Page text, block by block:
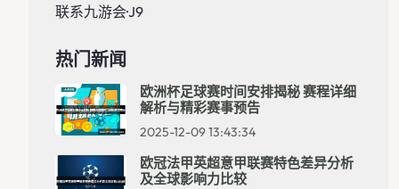
联系九游会·J9
热门新闻
欧洲杯足球赛时间安排揭秘 赛程详细
解析与精彩赛事预告
2025-12-09 13:43:34
欧冠法甲英超意甲联赛特色差异分析
及全球影响力比较